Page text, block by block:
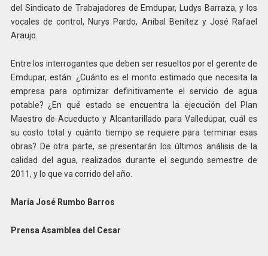
del Sindicato de Trabajadores de Emdupar, Ludys Barraza, y los
vocales de control, Nurys Pardo, Aníbal Benítez y José Rafael
Araujo.
Entre los interrogantes que deben ser resueltos por el gerente de
Emdupar, están: ¿Cuánto es el monto estimado que necesita la
empresa para optimizar definitivamente el servicio de agua
potable? ¿En qué estado se encuentra la ejecución del Plan
Maestro de Acueducto y Alcantarillado para Valledupar, cuál es
su costo total y cuánto tiempo se requiere para terminar esas
obras? De otra parte, se presentarán los últimos análisis de la
calidad del agua, realizados durante el segundo semestre de
2011, y lo que va corrido del año.
María José Rumbo Barros
Prensa Asamblea del Cesar